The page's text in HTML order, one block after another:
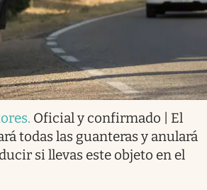
. Oficial y confirmado | El
todas las guanteras y anulará
si llevas este objeto en el